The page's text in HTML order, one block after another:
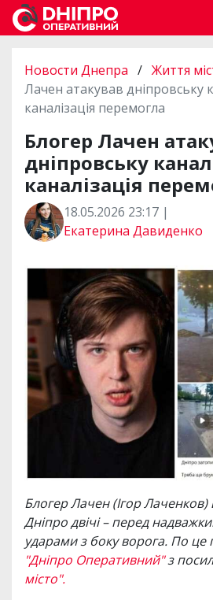
Новости Днепра / Життя
Лачен атакував дніпровську
каналізація перемогла
Блогер Лачен
дніпровську
каналізація
18.05.2026 23:17 |
Екатерина Давиденко
Блогер Лачен (Ігор Лаченков)
Дніпро двічі – перед
ударами з боку ворога. По це
"Дніпро Оперативний"з
місто".